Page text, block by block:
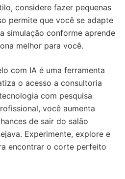
considere fazer pequenas
permite que você se adapte
simulação conforme aprende
melhor para você.
com IA é uma ferramenta
o acesso a consultoria
com pesquisa
você aumenta
de sair do salão
Experimente, explore e
encontrar o corte perfeito